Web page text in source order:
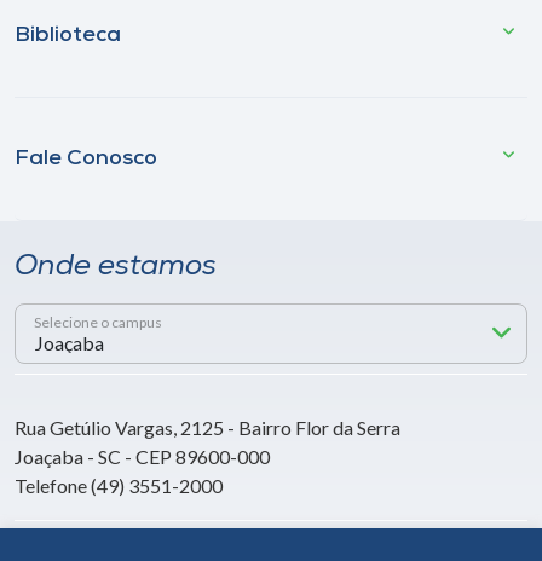
Biblioteca
Fale Conosco
Onde estamos
Selecione o campus
Rua Getúlio Vargas, 2125 - Bairro Flor da Serra
Joaçaba - SC - CEP 89600-000
Telefone (49) 3551-2000